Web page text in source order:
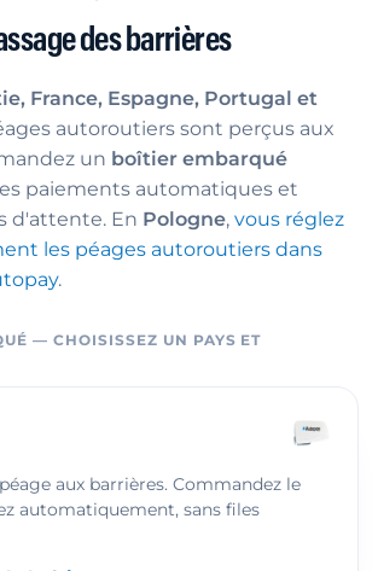
des barrières
France, Espagne, Portugal et
autoroutiers sont perçus aux
un boîtier embarqué
paiements automatiques et
d'attente. En Pologne, vous réglez
les péages autoroutiers dans
.
— CHOISISSEZ UN PAYS ET
aux barrières. Commandez le
automatiquement, sans files